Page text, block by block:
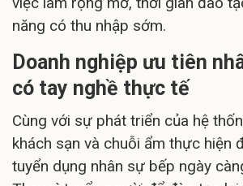
năng có thu nhập sớm.
Doanh nghiệp ưu tiên
có tay nghề thực tế
Cùng với sự phát triển của hệ
khách sạn và chuỗi ẩm thực hiện
tuyển dụng nhân sự bếp ngày